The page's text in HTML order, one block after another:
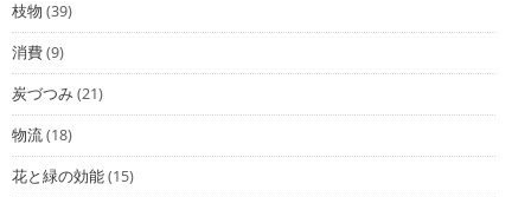
枝物 (39)
消費(9)
炭づつみ(21)
物流(18)
花と緑の効能(15)